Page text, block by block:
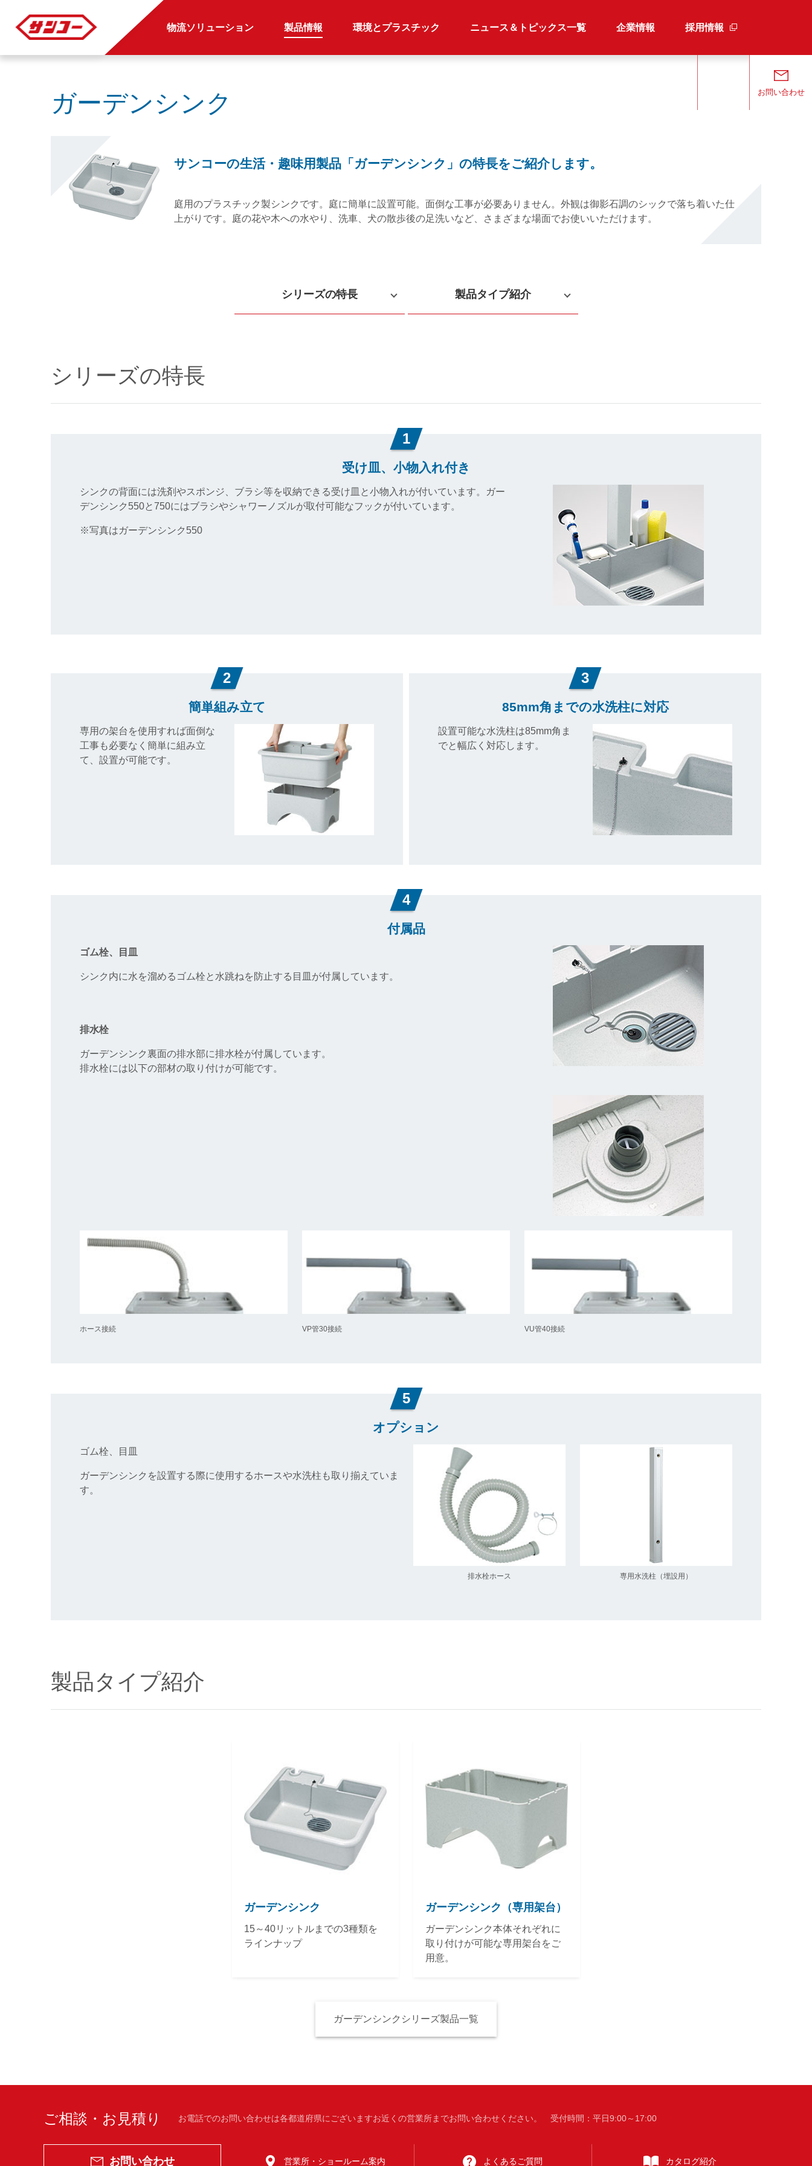
物流ソリューション 製品情報 環境とプラスチック ニュース＆トピックス一覧 企業情報 採用情報
お問い合わせ
ガーデンシンク
サンコーの生活・趣味用製品「ガーデンシンク」の特長をご紹介します。
庭用のプラスチック製シンクです。庭に簡単に設置可能。面倒な工事が必要ありません。外観は御影石調のシックで落ち着いた仕
上がりです。庭の花や木への水やり、洗車、犬の散歩後の足洗いなど、さまざまな場面でお使いいただけます。
シリーズの特長 製品タイプ紹介
シリーズの特長
1
受け皿、小物入れ付き
シンクの背面には洗剤やスポンジ、ブラシ等を収納できる受け皿と小物入れが付いています。ガー
デンシンク550と750にはブラシやシャワーノズルが取付可能なフックが付いています。
※写真はガーデンシンク550
2
簡単組み立て
専用の架台を使用すれば面倒な
工事も必要なく簡単に組み立
て、設置が可能です。
3
85mm角までの水洗柱に対応
設置可能な水洗柱は85mm角ま
でと幅広く対応します。
4
付属品
ゴム栓、目皿
シンク内に水を溜めるゴム栓と水跳ねを防止する目皿が付属しています。
排水栓
ガーデンシンク裏面の排水部に排水栓が付属しています。
排水栓には以下の部材の取り付けが可能です。
ホース接続 VP管30接続 VU管40接続
5
オプション
ゴム栓、目皿
ガーデンシンクを設置する際に使用するホースや水洗柱も取り揃えていま
す。
排水栓ホース 専用水洗柱（埋設用）
製品タイプ紹介
ガーデンシンク
15～40リットルまでの3種類を
ラインナップ
ガーデンシンク（専用架台）
ガーデンシンク本体それぞれに
取り付けが可能な専用架台をご
用意。
ガーデンシンクシリーズ製品一覧
ご相談・お見積り お電話でのお問い合わせは各都道府県にございますお近くの営業所までお問い合わせください。 受付時間：平日9:00～17:00
お問い合わせ 営業所・ ショールーム案内 よくあるご質問 カタログ紹介